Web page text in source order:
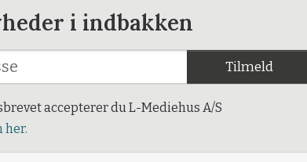
i indbakken
Tilmeld
accepterer du L-Mediehus A/S
her.